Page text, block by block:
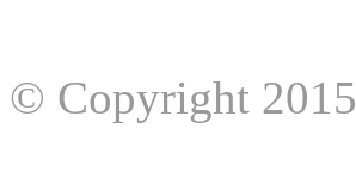
© Copyright 2015